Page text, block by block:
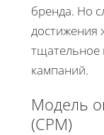
бренда. Но
достижения
тщательное
кампаний.
Модель
(CPM)